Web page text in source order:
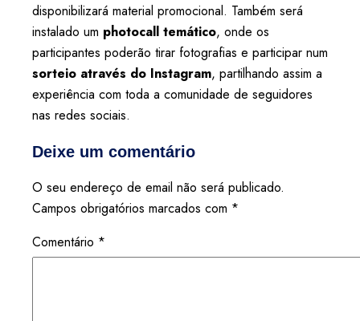
disponibilizará material promocional. Também será
instalado um photocall temático, onde os
participantes poderão tirar fotografias e participar num
sorteio através do Instagram, partilhando assim a
experiência com toda a comunidade de seguidores
nas redes sociais.
Deixe um comentário
O seu endereço de email não será publicado.
Campos obrigatórios marcados com *
Comentário *